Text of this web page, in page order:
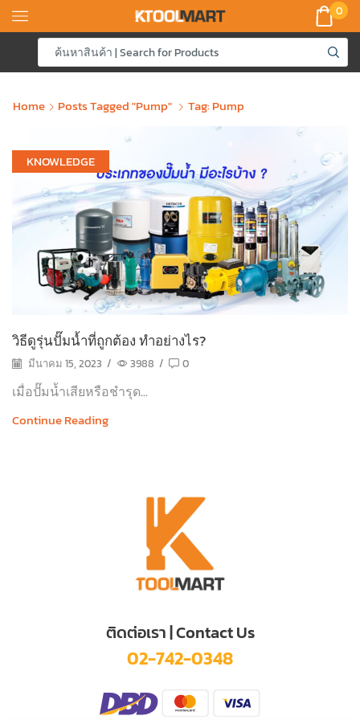
0
Home Posts Tagged "pump" Tag: Pump
KNOWLEDGE
วิธีดูรุ่นปั๊มน้ำที่ถูกต้อง ทำอย่างไร?
มีนาคม 15, 2023 / 3988 / 0
เมื่อปั๊มน้ำเสียหรือชำรุด...
Continue Reading
ติดต่อเรา | Contact Us
02-742-0348